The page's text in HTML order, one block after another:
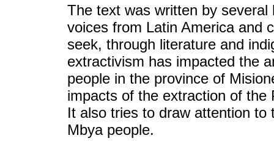
The text was written by
voices from Latin America and
seek, through literature and
extractivism has impacted the
people in the province of
impacts of the extraction of the
It also tries to draw attention
Mbya people.